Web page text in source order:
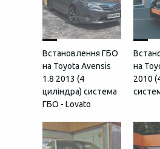
Встановлення ГБО
на Toyota Avensis
1.8 2013 (4
циліндра) система
ГБО - Lovato
на
2010